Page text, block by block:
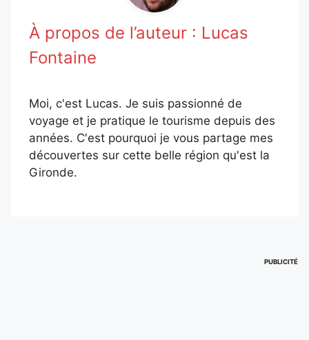
À propos de l’auteur : Lucas
Fontaine
Moi, c'est Lucas. Je suis passionné de
voyage et je pratique le tourisme depuis des
années. C'est pourquoi je vous partage mes
découvertes sur cette belle région qu'est la
Gironde.
PUBLICITÉ